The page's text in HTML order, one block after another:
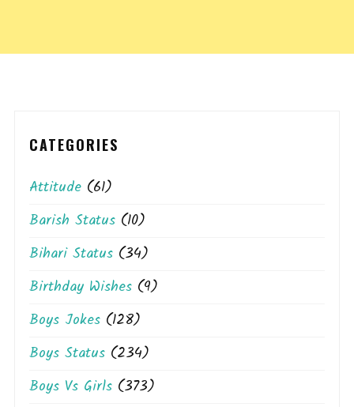
CATEGORIES
Attitude (61)
Barish Status (10)
Bihari Status (34)
Birthday Wishes (9)
Boys Jokes (128)
Boys Status (234)
Boys Vs Girls (373)